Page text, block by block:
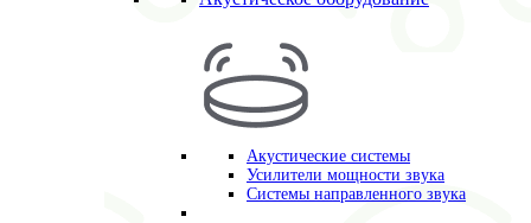
Акустические системы
Усилители мощности звука
Системы направленного звука